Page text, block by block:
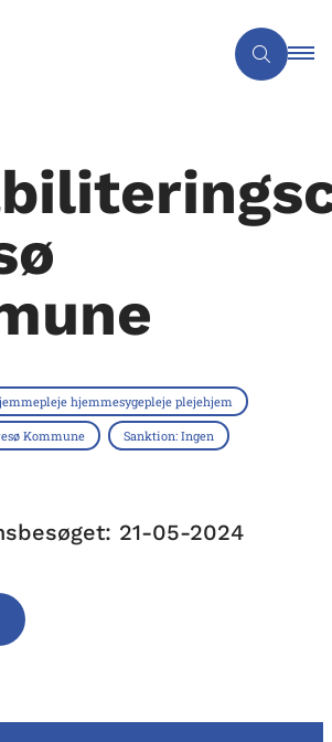
hjemmesygepleje plejehjem
Kommune Sanktion: Ingen
21-05-2024